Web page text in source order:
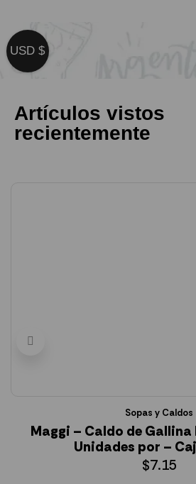
Artículos vistos
recientemente
Sopas y Caldos
Maggi – Caldo de
Unidades por –
$7.15
USD $